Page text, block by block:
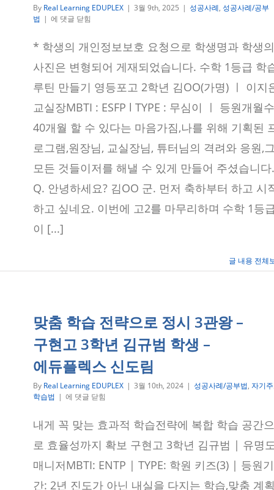
플
성
공
사
By Real Learning EDUPLEX | 3월 9th, 2025 | 성공사례, 성공사례/공부
법 | 현
진
행
형
성
장
통!
4
급
서
등
급
의
수
학
을
–
고
2
학
년
김
OO
학
생
–
듀
렉
스
보
라
에 댓글 닫힘
* 학생의 개인정보보호 요청으로 학생명과 학생의
사진은 변형되어 게재되었습니다. 수학 1등급 학
루틴 만들기 영등포고 2학년 김OO(가명) ㅣ 이지
교실장MBTI : ESFP l TYPE : 무심이 ㅣ 등원개월수
40개월 할 수 있다는 마음가짐,나를 위해 기획된
로그램,원장님, 교실장님, 튜터님의 격려와 응원,그
모든 것들이저를 해낼 수 있게 만들어 주셨습니다.
Q. 안녕하세요? 김OO 군. 먼저 축하부터 하고 시
하고 싶네요. 이번에 고2를 마무리하며 수학 1등
이 [...]
글 내용 전체
맞춤 학습 전략으로 정시 3관왕 –
구현고 3학년 김규범 학생 –
에듀플렉스 신도림
By Real Learning EDUPLEX | 3월 10th, 2024 | 성공사례/공부법, 자기
학습법 | 맞
습
전
략
으
정
에 댓글 닫힘
내게 꼭 맞는 효과적 학습전략에 복합 학습 공간으
로 효율성까지 확보 구현고 3학년 김규범 | 유명
매니저MBTI: ENTP | TYPE: 학원 키즈(3) | 등원기
간: 2년 진도가 아닌 내실을 다지는 학습,맞춤 계획